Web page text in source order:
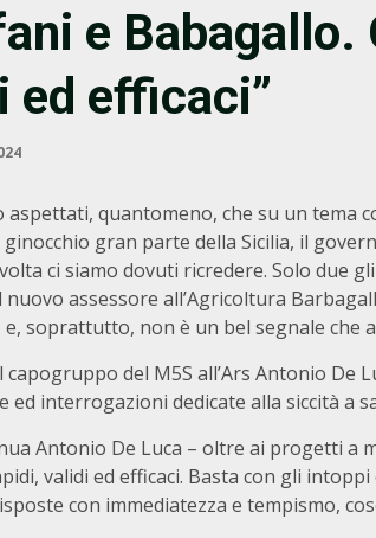
e
ed efficaci”
aspettati, quantomeno, che su un tema
gran parte della Sicilia, il
ci siamo dovuti ricredere. Solo due
nuovo assessore all’Agricoltura
soprattutto, non è un bel segnale che
capogruppo del M5S all’Ars Antonio De
ed interrogazioni dedicate alla siccità a
Antonio De Luca – oltre ai progetti a
validi ed efficaci. Basta con gli
con immediatezza e tempismo,